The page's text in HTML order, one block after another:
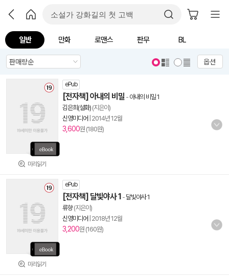
일반 만화 로맨스 판무 BL
옵션
미리읽기
ePub
[전자책] 아내의 비밀 - 아내의 비밀 1
김은희(설화) (지은이)
신영미디어 2014년 12월
3,600원 (180원)
미리읽기
ePub
[전자책] 달빛야사 1 - 달빛야사 1
류향(지은이)
신영미디어 2018년 12월
3,200원 (160원)